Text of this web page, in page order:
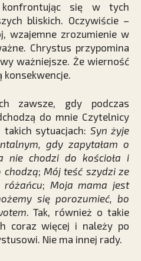
konfrontując się w tych
bliskich. Oczywiście –
wzajemne zrozumienie w
Chrystus przypomina
ważniejsze. Że wierność
konsekwencje.
zawsze, gdy podczas
do mnie Czytelnicy
sytuacjach: Syn żyje
gdy zapytałam o
nie chodzi do kościoła i
chodzą; Mój teść szydzi ze
; Moja mama jest
się porozumieć, bo
. Tak, również o takie
coraz więcej i należy po
Nie ma innej rady.